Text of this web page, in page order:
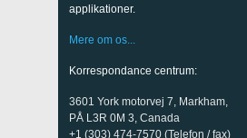
applikationer.
Mere om os...
Korrespondance centrum:
3601 York motorvej 7, Markham,
PÅ L3R 0M 3, Canada
+1 (303) 474-7570 (Telefon / fax)